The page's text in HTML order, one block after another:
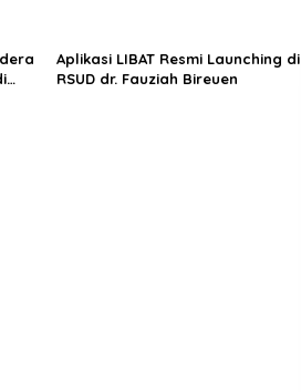
Aplikasi LIBAT Resmi Launching di
RSUD dr. Fauziah Bireuen